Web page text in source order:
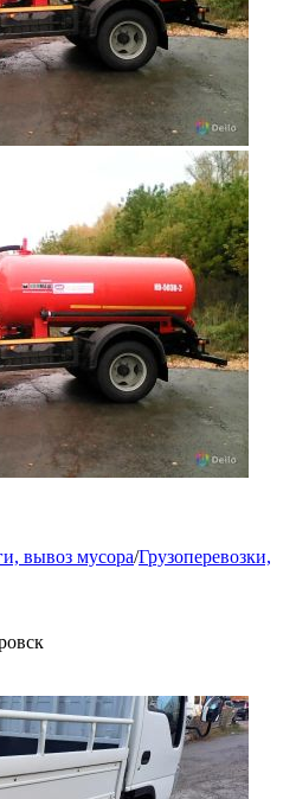
вывоз мусора/Грузоперевозки,